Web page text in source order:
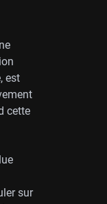
est
cette
sur